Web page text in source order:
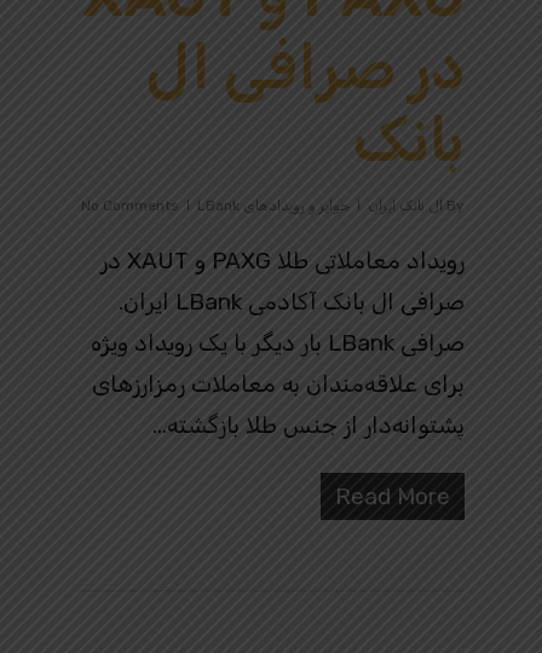
در صرافی ال
بانک
By ال بانک ایران جوایز و رویدادهای LBank No Comments
رویداد معاملاتی طلا PAXG و XAUT در
صرافی ال بانک آکادمی LBank ایران.
صرافی LBank بار دیگر با یک رویداد ویژه
برای علاقه‌مندان به معاملات رمزارزهای
پشتوانه‌دار از جنس طلا بازگشته…
Read More